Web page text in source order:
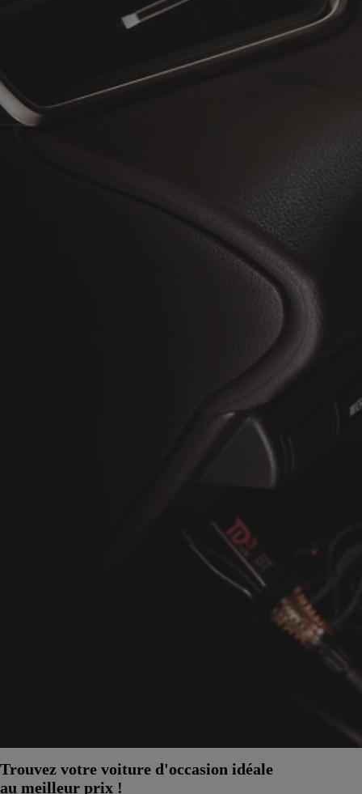
Trouvez votre voiture d'occasion idéale
au meilleur prix !